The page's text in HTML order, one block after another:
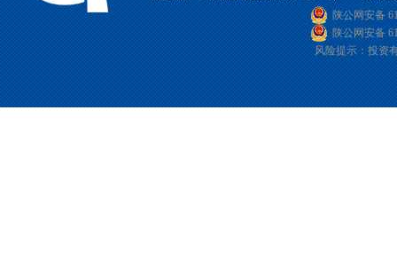
陕公网安备
陕公网安备
风险提示：投资